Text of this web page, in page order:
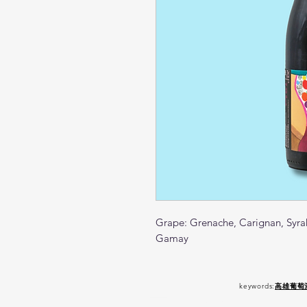
Grape: Grenache, Carignan,
Gamay
keywords:高雄葡萄